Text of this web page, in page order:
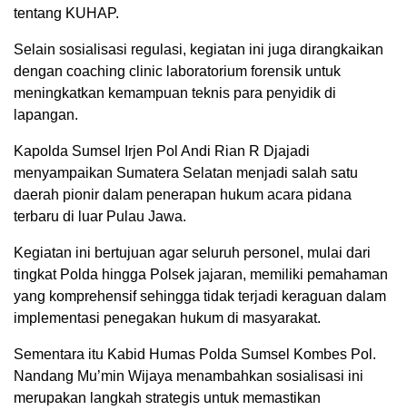
tentang KUHAP.
Selain sosialisasi regulasi, kegiatan ini juga dirangkaikan
dengan coaching clinic laboratorium forensik untuk
meningkatkan kemampuan teknis para penyidik di
lapangan.
Kapolda Sumsel Irjen Pol Andi Rian R Djajadi
menyampaikan Sumatera Selatan menjadi salah satu
daerah pionir dalam penerapan hukum acara pidana
terbaru di luar Pulau Jawa.
Kegiatan ini bertujuan agar seluruh personel, mulai dari
tingkat Polda hingga Polsek jajaran, memiliki pemahaman
yang komprehensif sehingga tidak terjadi keraguan dalam
implementasi penegakan hukum di masyarakat.
Sementara itu Kabid Humas Polda Sumsel Kombes Pol.
Nandang Mu’min Wijaya menambahkan sosialisasi ini
merupakan langkah strategis untuk memastikan